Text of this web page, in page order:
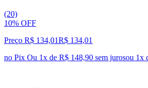
(20)
10% OFF
Preço R$ 134,01R$ 134,01
no Pix Ou 1x de R$ 148,90 sem jurosou 1x